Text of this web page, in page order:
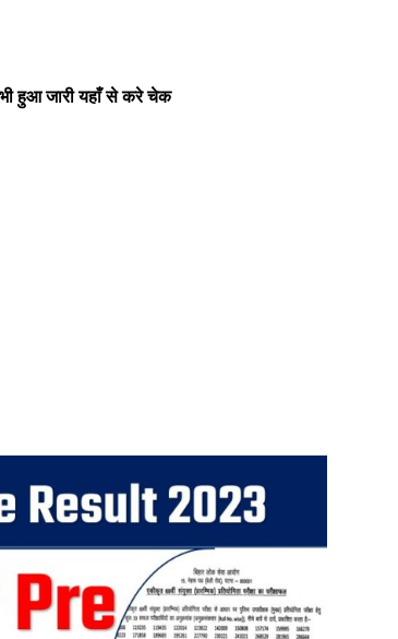
हुआ जारी यहाँ से करे चेक